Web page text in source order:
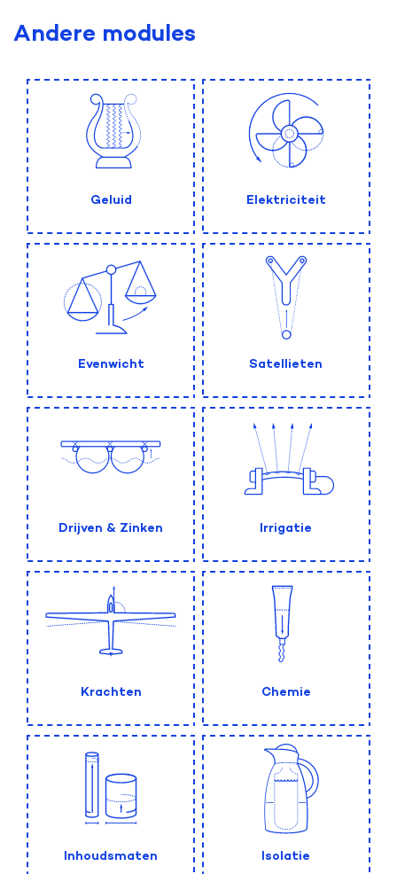
Andere modules
Geluid Elektriciteit
Evenwicht Satellieten
Drijven & Zinken Irrigatie
Krachten Chemie
Inhoudsmaten Isolatie